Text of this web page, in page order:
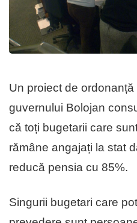
Un proiect de ordonanță
guvernului Bolojan
că toți bugetarii care
rămâne angajați la stat
reducă pensia cu 85%.
Singurii bugetari care